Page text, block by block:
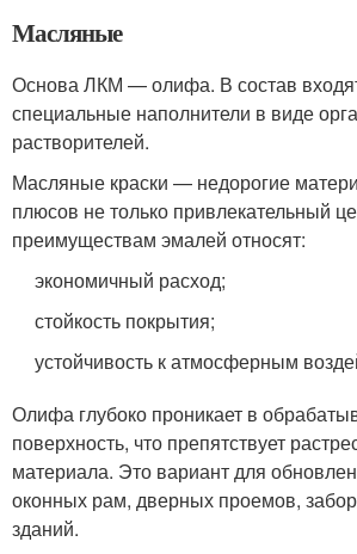
Масляные
Основа ЛКМ — олифа. В состав
специальные наполнители в виде
растворителей.
Масляные краски — недорогие
плюсов не только привлекательный
преимуществам эмалей относят:
экономичный расход;
стойкость покрытия;
устойчивость к атмосферным
Олифа глубоко проникает в
поверхность, что препятствует
материала. Это вариант для
оконных рам, дверных проемов,
зданий.